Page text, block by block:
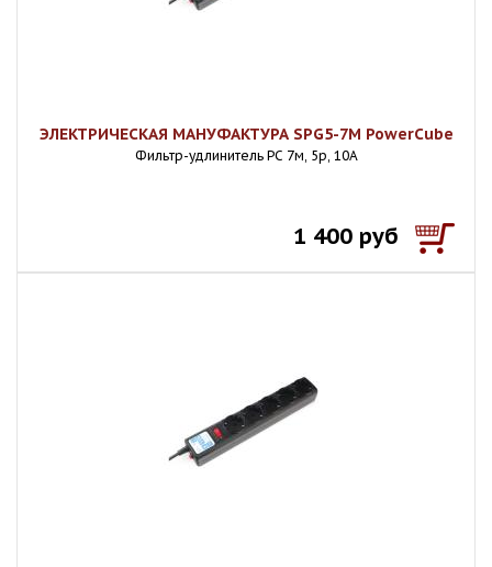
ЭЛЕКТРИЧЕСКАЯ МАНУФАКТУРА SPG5-7M PowerCube
Фильтр-удлинитель PC 7м, 5р, 10А
1 400 руб